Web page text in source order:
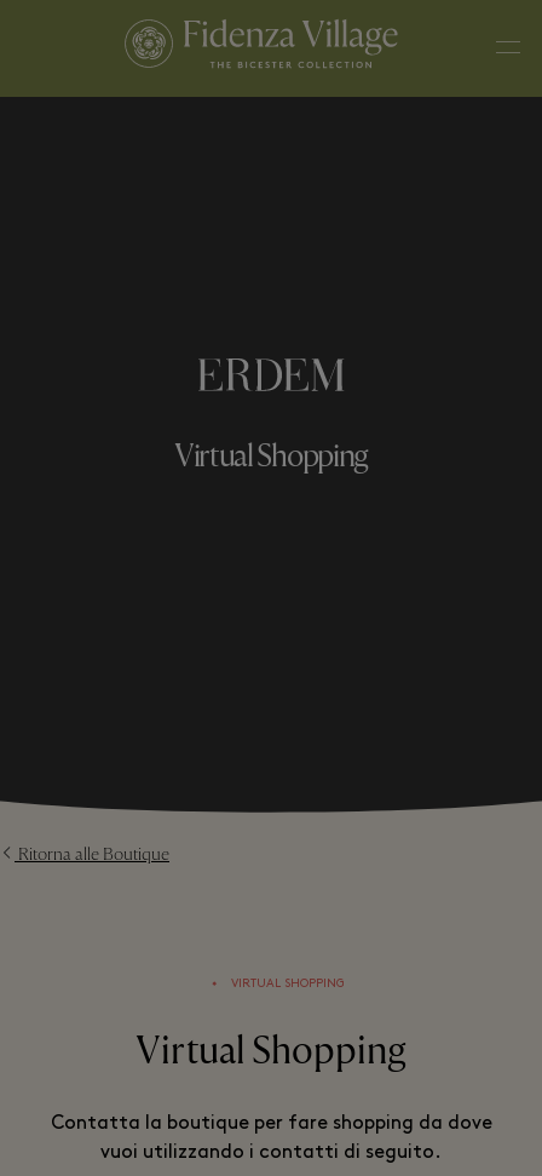
Virtual Shopping
Ritorna alle Boutique
⬩ VIRTUAL SHOPPING
Virtual Shopping
Contatta la boutique per fare shopping da dove
vuoi utilizzando i contatti di seguito.